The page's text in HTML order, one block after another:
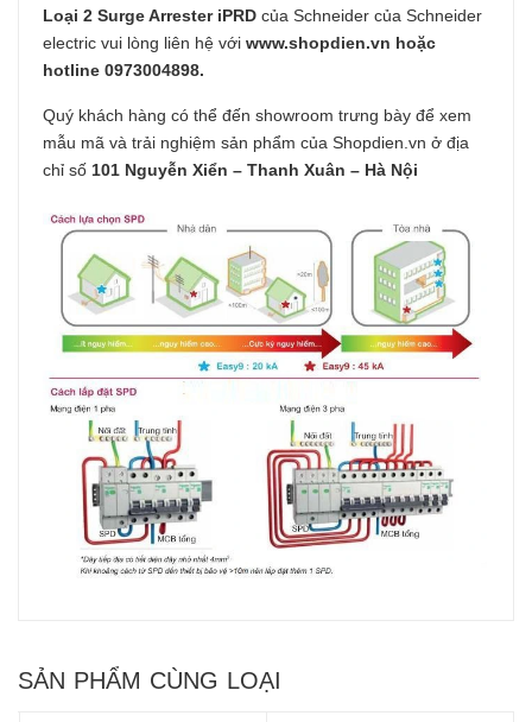
Loại 2 Surge Arrester iPRD của Schneider của Schneider
electric vui lòng liên hệ với www.shopdien.vn hoặc
hotline 0973004898.
Quý khách hàng có thể đến showroom trưng bày để xem
mẫu mã và trải nghiệm sản phẩm của Shopdien.vn ở địa
chỉ số 101 Nguyễn Xiển – Thanh Xuân – Hà Nội
SẢN PHẨM CÙNG LOẠI